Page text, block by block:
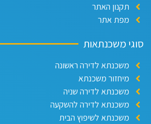
תקנון האתר
מפת אתר
משכנתאות
משכנתא לדירה ראשונה
מיחזור משכנתא
משכנתא לדירה שניה
משכנתא לדירה להשקעה
משכנתא לשיפוץ הבית